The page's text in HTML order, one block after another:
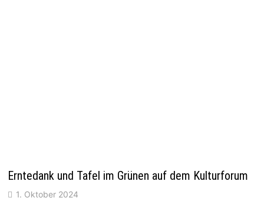
Erntedank und Tafel im Grünen auf dem Kulturforum
1. Oktober 2024